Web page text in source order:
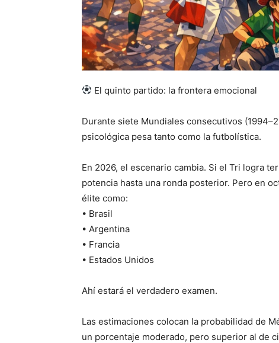
El quinto partido: la frontera emocional
Durante siete Mundiales consecutivos
psicológica pesa tanto como la futbolística.
En 2026, el escenario cambia. Si el Tri logra
potencia hasta una ronda posterior. Pero en
élite como:
• Brasil
• Argentina
• Francia
• Estados Unidos
Ahí estará el verdadero examen.
Las estimaciones colocan la probabilidad de
un porcentaje moderado, pero superior al de